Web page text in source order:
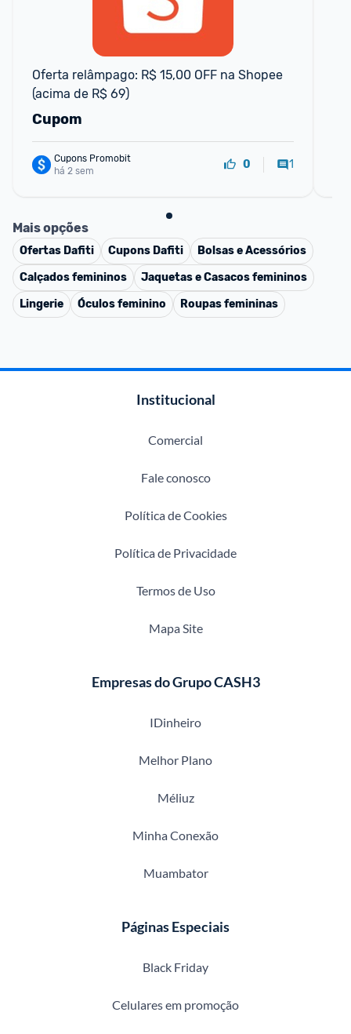
Oferta relâmpago: R$ 15,00 OFF na Shopee
(acima de R$ 69)
Cupom
Cupons Promobit
há 2 sem
0 1
Mais opções
Ofertas Dafiti Cupons Dafiti
Bolsas e Acessórios
Calçados femininos
Jaquetas e Casacos femininos
Lingerie
Óculos feminino Roupas femininas
Institucional
Comercial
Fale conosco
Política de Cookies
Política de Privacidade
Termos de Uso
Mapa Site
Empresas do Grupo CASH3
IDinheiro
Melhor Plano
Méliuz
Minha Conexão
Muambator
Páginas Especiais
Black Friday
Celulares em promoção